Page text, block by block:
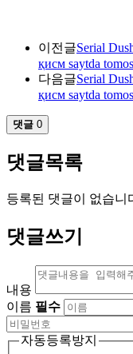
이전글Serial
қисм saytda
다음글Serial
қисм saytda
댓글 0
댓글목록
등록된 댓글이 없습니
댓글쓰기
내용
이름 필수
자동등록방지